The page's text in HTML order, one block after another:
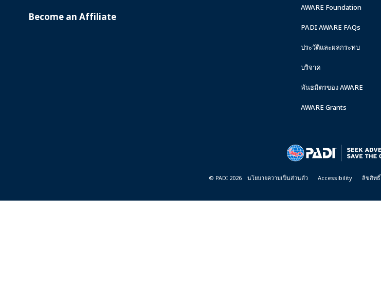
Become an Affiliate
AWARE Foundation
PADI AWARE FAQs
ประวัติและผลกระทบ
บริจาค
พันธมิตรของ AWARE
AWARE Grants
© PADI 2026 นโยบายความเป็นส่วนตัว Accessibility ลิขสิทธิ์